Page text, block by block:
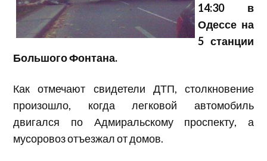
14:30 в
Одессе на
5 станции
Большого Фонтана.
Как отмечают свидетели ДТП, столкновение
произошло, когда легковой автомобиль
двигался по Адмиральскому проспекту, а
мусоровоз отъезжал от домов.